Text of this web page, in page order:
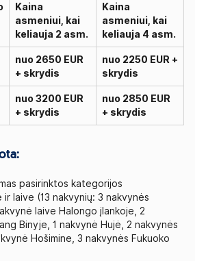
Kaina
asmeniui, kai
keliauja 2 asm.
Kaina
asmeniui, kai
keliauja 4 asm.
nuo 2650 EUR
+ skrydis
nuo 2250 EUR +
skrydis
nuo 3200 EUR
+ skrydis
nuo 2850 EUR
+ skrydis
pasirinktos kategorijos
laive (13 nakvynių: 3 nakvynės
laive Halongo įlankoje, 2
Binyje, 1 nakvynė Hujė, 2 nakvynės
Hošimine, 3 nakvynės Fukuoko